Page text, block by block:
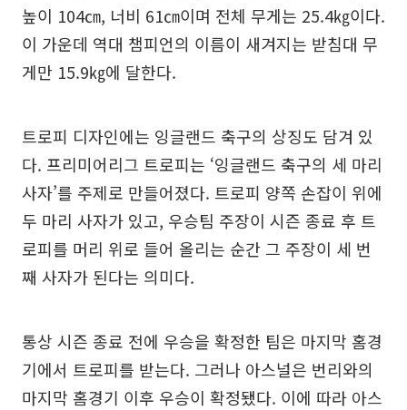
높이 104㎝, 너비 61㎝이며 전체 무게는 25.4㎏이다.
이 가운데 역대 챔피언의 이름이 새겨지는 받침대 무
게만 15.9㎏에 달한다.
트로피 디자인에는 잉글랜드 축구의 상징도 담겨 있
다. 프리미어리그 트로피는 ‘잉글랜드 축구의 세 마리
사자’를 주제로 만들어졌다. 트로피 양쪽 손잡이 위에
두 마리 사자가 있고, 우승팀 주장이 시즌 종료 후 트
로피를 머리 위로 들어 올리는 순간 그 주장이 세 번
째 사자가 된다는 의미다.
통상 시즌 종료 전에 우승을 확정한 팀은 마지막 홈경
기에서 트로피를 받는다. 그러나 아스널은 번리와의
마지막 홈경기 이후 우승이 확정됐다. 이에 따라 아스